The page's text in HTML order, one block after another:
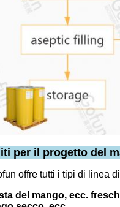
per il progetto del
offre tutti i tipi di linea
del mango, ecc.